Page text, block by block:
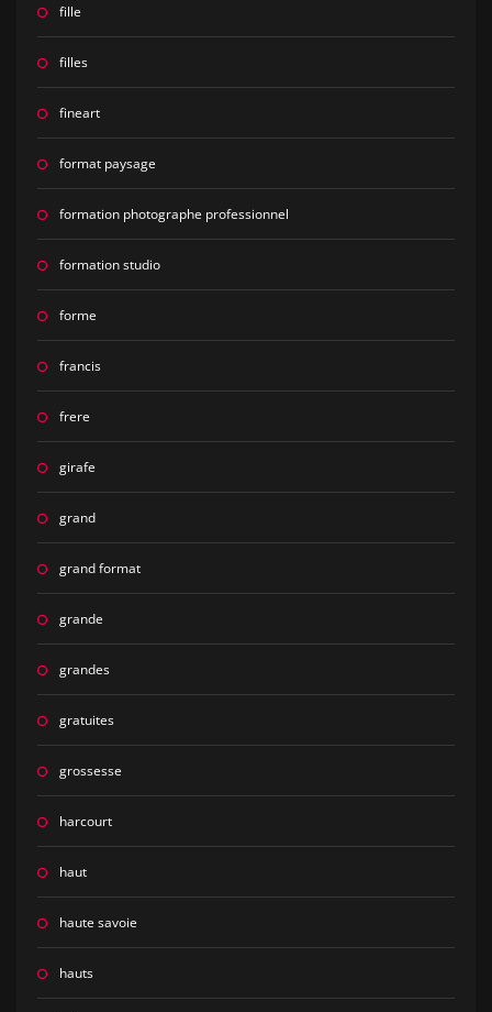
fille
filles
fineart
format paysage
formation photographe professionnel
formation studio
forme
francis
frere
girafe
grand
grand format
grande
grandes
gratuites
grossesse
harcourt
haut
haute savoie
hauts